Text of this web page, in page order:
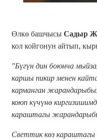
Өлкө башчыcы Садыр
кол койгонун айтып,
"Бүгүн дин боюнча
каршы пикир менен
карманган
коюп күчүнө
караштагы
Светтик көз